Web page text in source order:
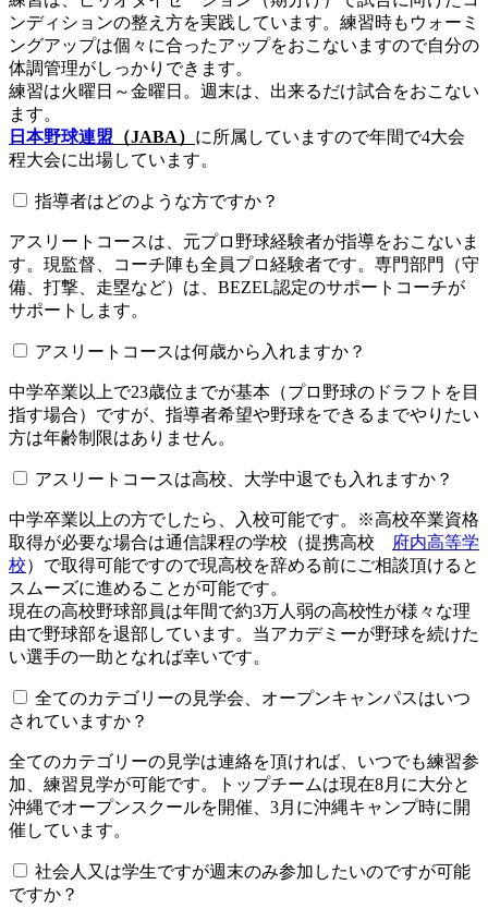
ンディションの整え方を実践しています。練習時もウォーミ
ングアップは個々に合ったアップをおこないますので自分の
体調管理がしっかりできます。
練習は火曜日～金曜日。週末は、出来るだけ試合をおこない
ます。
日本野球連盟 （JABA） に所属していますので年間で4大会
程大会に出場しています。
指導者はどのような方ですか？
アスリートコースは、元プロ野球経験者が指導をおこないま
す。現監督、コーチ陣も全員プロ経験者です。専門部門（守
備、打撃、走塁など）は、BEZEL認定のサポートコーチが
サポートします。
アスリートコースは何歳から入れますか？
中学卒業以上で23歳位までが基本（プロ野球のドラフトを目
指す場合）ですが、指導者希望や野球をできるまでやりたい
方は年齢制限はありません。
アスリートコースは高校、大学中退でも入れますか？
中学卒業以上の方でしたら、入校可能です。※高校卒業資格
取得が必要な場合は通信課程の学校（提携高校
府内高等学
校）で取得可能ですので現高校を辞める前にご相談頂けると
スムーズに進めることが可能です。
現在の高校野球部員は年間で約3万人弱の高校性が様々な理
由で野球部を退部しています。当アカデミーが野球を続けた
い選手の一助となれば幸いです。
全てのカテゴリーの見学会、オープンキャンパスはいつ
されていますか？​​​​​
全てのカテゴリーの見学は連絡を頂ければ、いつでも練習参
加、練習見学が可能です。トップチームは現在8月に大分と
沖縄でオープンスクールを開催、3月に沖縄キャンプ時に開
催しています。
社会人又は学生ですが週末のみ参加したいのですが可能
ですか？